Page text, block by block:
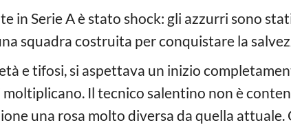
in Serie A è stato shock: gli azzurri sono
squadra costruita per conquistare la
e tifosi, si aspettava un inizio
Il tecnico salentino non è
una rosa molto diversa da quella